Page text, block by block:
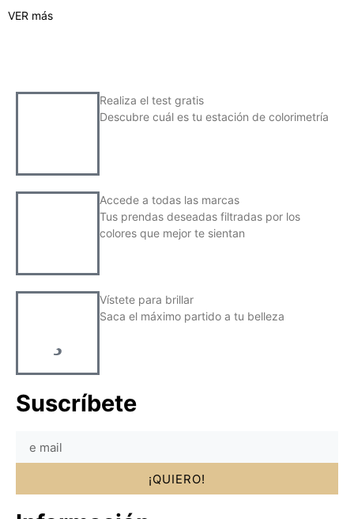
VER más
Realiza el test gratis
Descubre cuál es tu estación de colorimetría
Accede a todas las marcas
Tus prendas deseadas filtradas por los
colores que mejor te sientan
Vístete para brillar
Saca el máximo partido a tu belleza
Suscríbete
¡QUIERO!